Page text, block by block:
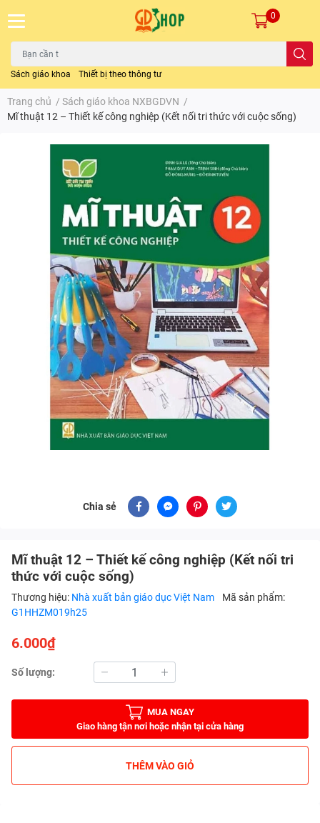
Sách giáo khoa Thiết bị theo thông tư
0
Trang chủ / Sách giáo khoa NXBGDVN /
Mĩ thuật 12 – Thiết kế công nghiệp (Kết nối tri thức với cuộc sống)
Chia sẻ
Mĩ thuật 12 – Thiết kế công nghiệp (Kết nối tri
thức với cuộc sống)
Thương hiệu: Nhà xuất bản giáo dục Việt Nam
Mã sản phẩm:
G1HHZM019h25
6.000₫
Số lượng:
MUA NGAY
Giao hàng tận nơi hoặc nhận tại cửa hàng
THÊM VÀO GIỎ